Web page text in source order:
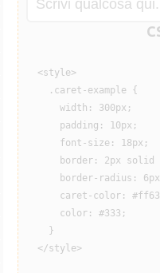
  <style>
    .caret-example {
      width: 300px;
      padding: 10px;
      font-size: 18px;
border: 2px solid
border-radius:
caret-color:
      color: #333;
    }
  </style>